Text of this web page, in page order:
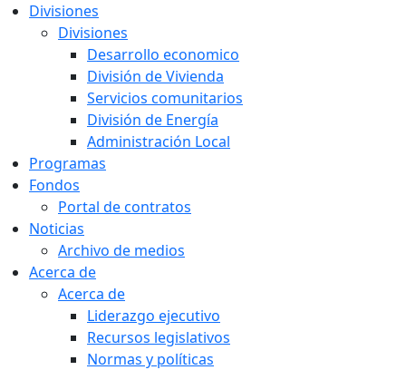
Divisiones
Divisiones
Desarrollo economico
División de Vivienda
Servicios comunitarios
División de Energía
Administración Local
Programas
Fondos
Portal de contratos
Noticias
Archivo de medios
Acerca de
Acerca de
Liderazgo ejecutivo
Recursos legislativos
Normas y políticas